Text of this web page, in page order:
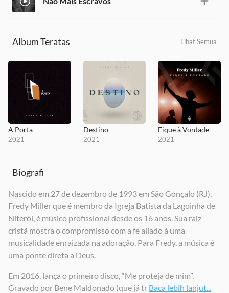
Album Teratas Lihat Semua
A Porta
2021
Destino
2021
Fique à Vontade
2021
Maranata
2021
Não Mais Escravos
2021
Tu És Santo
2023
Biografi
Nascido em 27 de dezembro de 1993 em São Gonçalo (RJ),
Fredy Miller que é membro da Igreja Batista da Lagoinha de
Niterói, é músico profissional desde os 16 anos. Sua raiz
cristã mostra o compromisso com a fé aliado à uma
musicalidade enraizada na adoração. Para Fredy, a música é
uma ponte direta a Deus.
Em 2016, lança o primeiro disco, “Me proteja de mim”.
Gravado por Bene Maldonado (que já tr Baca lebih lanjut...